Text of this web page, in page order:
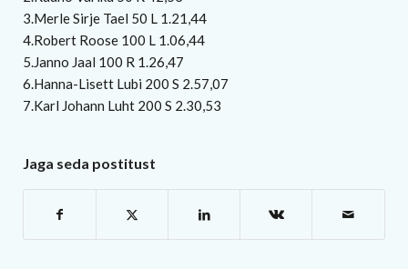
3.Merle Sirje Tael 50 L 1.21,44
4.Robert Roose 100 L 1.06,44
5.Janno Jaal 100 R 1.26,47
6.Hanna-Lisett Lubi 200 S 2.57,07
7.Karl Johann Luht 200 S 2.30,53
Jaga seda postitust